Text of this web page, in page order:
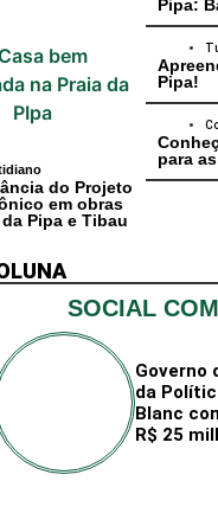
do Projeto
em obras
Pipa e Tibau
Pipa:
Pipa!
para
SOCIAL
Governo
da
Blanc
R$ 25